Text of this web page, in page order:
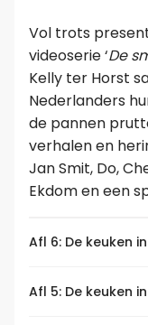
Vol trots
videoserie ‘De
Kelly ter Horst
Nederlanders
de pannen
verhalen en
Jan Smit, Do,
Ekdom en een
Afl 6: De keuken
Afl 5: De keuken